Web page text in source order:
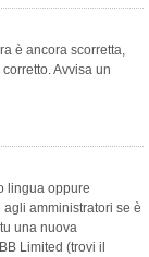
è ancora scorretta,
Avvisa un
lingua oppure
amministratori se è
una nuova
Limited (trovi il